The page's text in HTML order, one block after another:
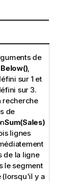
de
Below(),
sur 1 et
sur 3.
recherche
de
Sum(Sales)
lignes
de la ligne
le segment
(lorsqu'il y a